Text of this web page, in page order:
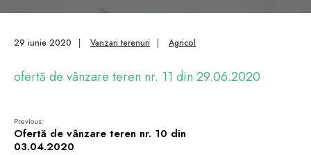
29 iunie 2020 | Vanzari terenuri | Agricol
ofertă de vânzare teren nr. 11 din 29.06.2020
Previous:
Ofertă de vânzare teren nr. 10 din
03.04.2020